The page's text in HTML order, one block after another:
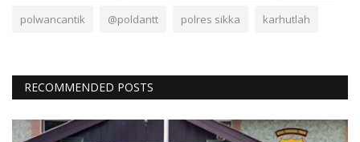
polwancantik @poldantt polres sikka karhutlah
RECOMMENDED POSTS